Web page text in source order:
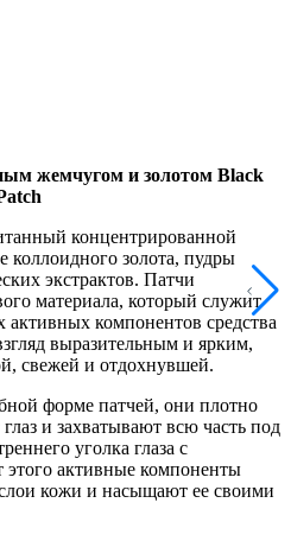
жемчугом и золотом Black
концентрированной
коллоидного золота, пудры
экстрактов. Патчи
материала, который служит
компонентов средства
выразительным и ярким,
свежей и отдохнувшей.
форме патчей, они плотно
и захватывают всю часть под
уголка глаза с
этого активные компоненты
кожи и насыщают ее своими